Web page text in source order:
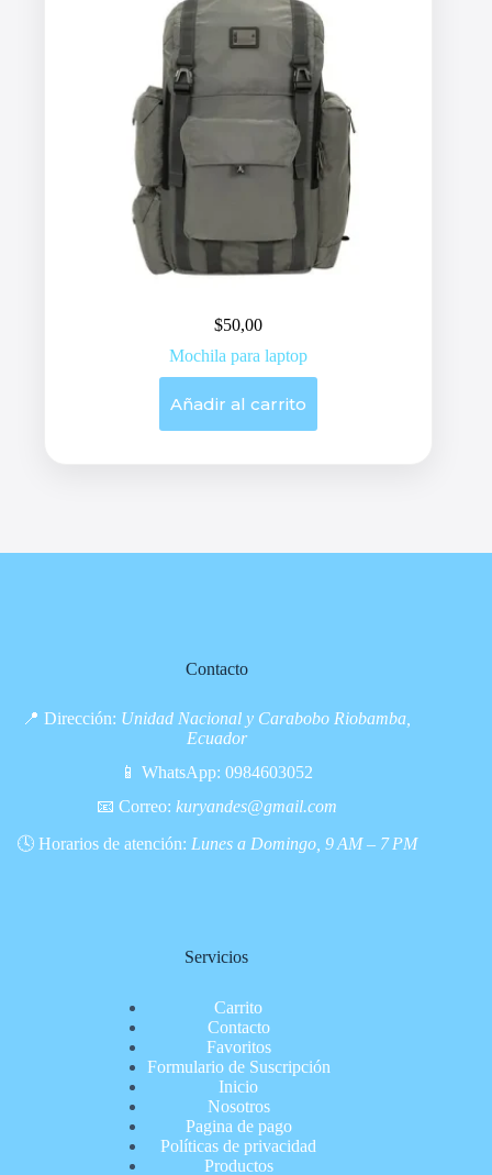
$50,00
Mochila para laptop
Añadir al carrito
Contacto
📍 Dirección: Unidad Nacional y Carabobo Riobamba,
Ecuador
📱 WhatsApp:0984603052
📧 Correo: kuryandes@gmail.com
🕓 Horarios de atención: Lunes a Domingo, 9 AM – 7 PM
Servicios
Carrito
Contacto
Favoritos
Formulario de Suscripción
Inicio
Nosotros
Pagina de pago
Políticas de privacidad
Productos